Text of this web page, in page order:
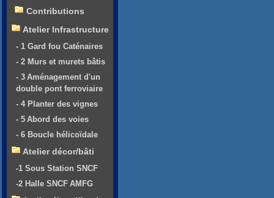
Contributions
Atelier Infrastructure
- 1 Gard fou Caténaires
- 2 Murs et murets bâtis
- 3 Aménagement d'un
double pont ferroviaire
- 4 Planter des vignes
- 5 Abord des voies
- 6 Boucle hélicoïdale
Atelier décor/bâti
-1 Sous Station SNCF
-2 Halle SNCF AMFG